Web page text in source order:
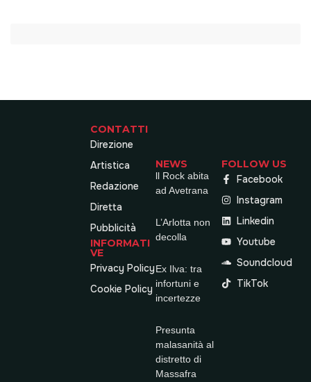
CONTATTI
Direzione
Artistica
Redazione
Diretta
Pubblicità
INFORMATI
VE
Privacy Policy
Cookie Policy
NEWS
ll Rock abita
ad Avetrana
L’Arlotta non
decolla
Ex Ilva: tra
infortuni e
incertezze
Presunta
malasanità al
distretto di
Massafra
FOLLOW US
Facebook
Instagram
Linkedin
Youtube
Soundcloud
TikTok